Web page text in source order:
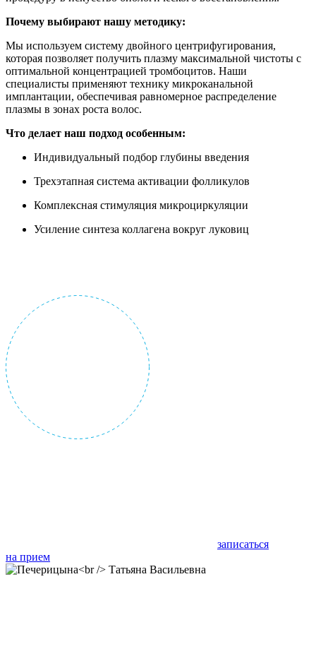
Почему выбирают нашу методику:
Мы используем систему двойного центрифугирования,
которая позволяет получить плазму максимальной чистоты с
оптимальной концентрацией тромбоцитов. Наши
специалисты применяют технику микроканальной
имплантации, обеспечивая равномерное распределение
плазмы в зонах роста волос.
Что делает наш подход особенным:
Индивидуальный подбор глубины введения
Трехэтапная система активации фолликулов
Комплексная стимуляция микроциркуляции
Усиление синтеза коллагена вокруг луковиц
записаться
на прием